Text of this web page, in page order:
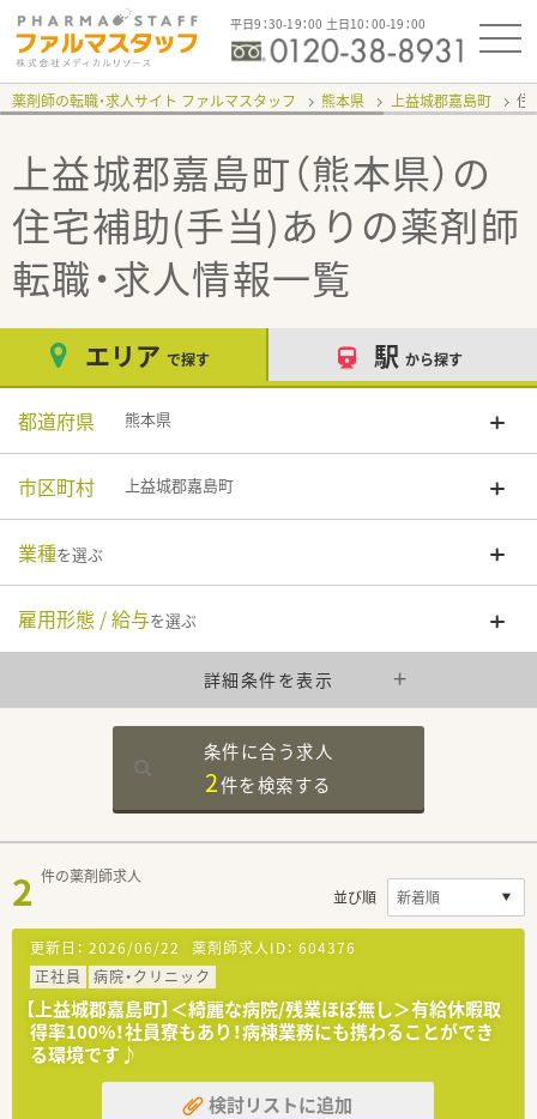
平日9：30-19：00 土日10：00-19：00
薬剤師の転職・求人サイト ファルマスタッフ 熊本県 上益城郡嘉島町 住
上益城郡嘉島町（熊本県）の
住宅補助(手当)あり の薬剤師
転職・求人情報一覧
エリア で探す 駅 から探す
都道府県 熊本県
市区町村 上益城郡嘉島町
業種を選ぶ
雇用形態 / 給与を選ぶ
詳細条件を表示
条件に合う求人
2件を検索する
2 件の薬剤師求人
並び順
更新日： 2026/06/22 薬剤師求人ID： 604376
正社員
病院・クリニック
【上益城郡嘉島町】＜綺麗な病院/残業ほぼ無し＞有給休暇取
得率100%！社員寮もあり！病棟業務にも携わることができ
る環境です♪
検討リストに追加